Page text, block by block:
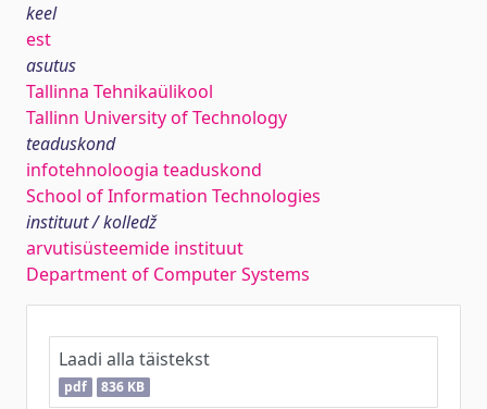
keel
est
asutus
Tallinna Tehnikaülikool
Tallinn University of Technology
teaduskond
infotehnoloogia teaduskond
School of Information Technologies
instituut / kolledž
arvutisüsteemide instituut
Department of Computer Systems
Laadi alla täistekst
pdf 836 KB